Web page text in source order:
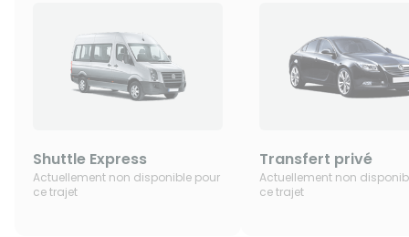
Shuttle Express
Actuellement non disponible pour
ce trajet
Transfert privé
Actuellement non
ce trajet